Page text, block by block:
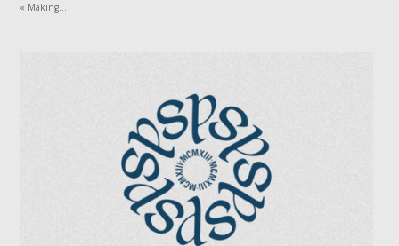
« Making...